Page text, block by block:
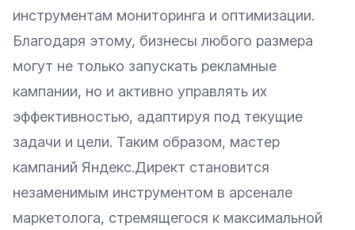
инструментам мониторинга и оптимизации.
Благодаря этому, бизнесы любого размера
могут не только запускать рекламные
кампании, но и активно управлять их
эффективностью, адаптируя под текущие
задачи и цели. Таким образом, мастер
кампаний Яндекс.Директ становится
незаменимым инструментом в арсенале
маркетолога, стремящегося к максимальной